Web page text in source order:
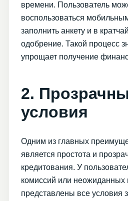
времени. Пользователь
воспользоваться
заполнить анкету и в
одобрение. Такой процесс
упрощает получение
2.
условия
Одним из главных
является простота и
кредитования. У
комиссий или неожиданных
представлены все условия